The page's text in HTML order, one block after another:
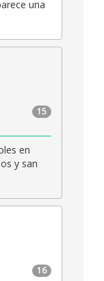
una
15
en
y san
16